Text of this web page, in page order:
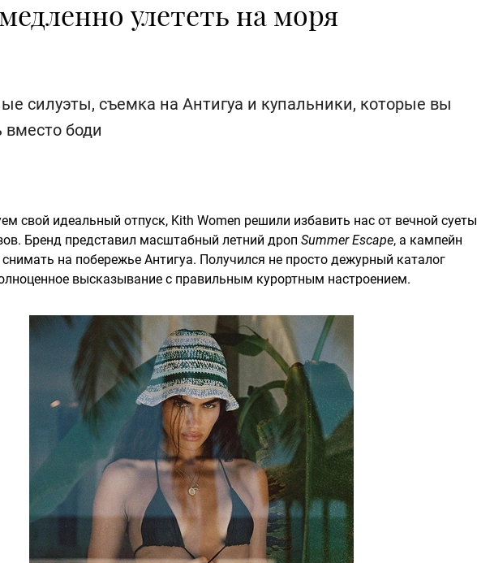
улететь на моря
силуэты, съемка на Антигуа и купальники, которые вы
вместо боди
свой идеальный отпуск, Kith Women решили избавить нас от вечной суеты
Бренд представил масштабный летний дроп Summer Escape, а кампейн
на побережье Антигуа. Получился не просто дежурный каталог
высказывание с правильным курортным настроением.